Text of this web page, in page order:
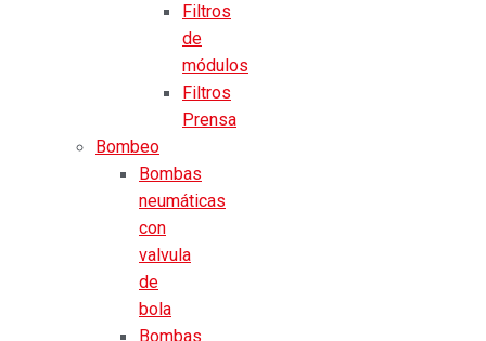
Filtros
de
módulos
Filtros
Prensa
Bombeo
Bombas
neumáticas
con
valvula
de
bola
Bombas